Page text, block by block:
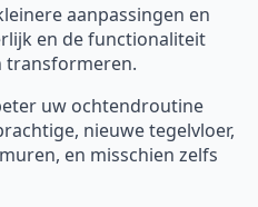
aanpassingen en
en de functionaliteit
transformeren.
uw ochtendroutine
nieuwe tegelvloer,
en misschien zelfs